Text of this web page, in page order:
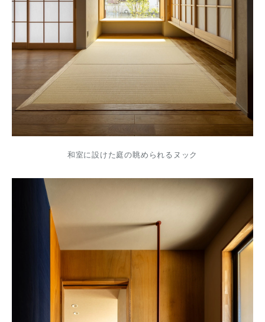
和室に設けた庭の眺められるヌック